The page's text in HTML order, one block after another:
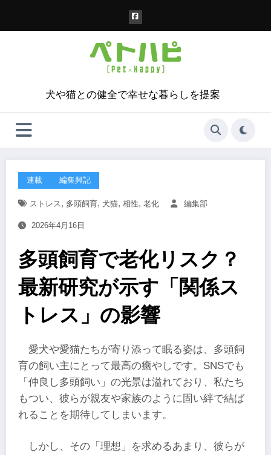
犬や猫との健全で幸せな暮らしを提案
連載 編集興記
ストレス, 多頭飼育, 犬猫, 相性, 老化 編集部
2026年4月16日
多頭飼育で老化リスク？
最新研究が示す「関係ス
トレス」の影響
愛犬や愛猫たちが寄り添って眠る姿は、多頭飼
育の飼い主にとって最高の癒やしです。SNSでも
「仲良し多頭飼い」の光景は溢れており、私たち
もつい、彼らが親友や家族のように固い絆で結ば
れることを期待してしまいます。
しかし、その「理想」を求めるあまり、彼らが